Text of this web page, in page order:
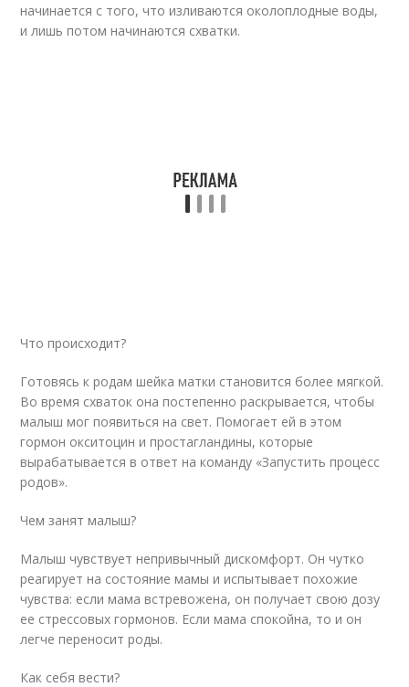
начинается с того, что изливаются околоплодные воды,
и лишь потом начинаются схватки.
Что происходит?
Готовясь к родам шейка матки становится более мягкой.
Во время схваток она постепенно раскрывается, чтобы
малыш мог появиться на свет. Помогает ей в этом
гормон окситоцин и простагландины, которые
вырабатывается в ответ на команду «Запустить процесс
родов».
Чем занят малыш?
Малыш чувствует непривычный дискомфорт. Он чутко
реагирует на состояние мамы и испытывает похожие
чувства: если мама встревожена, он получает свою дозу
ее стрессовых гормонов. Если мама спокойна, то и он
легче переносит роды.
Как себя вести?